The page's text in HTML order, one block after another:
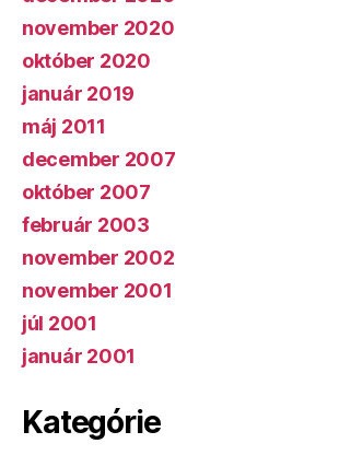
november 2020
október 2020
január 2019
máj 2011
december 2007
október 2007
február 2003
november 2002
november 2001
júl 2001
január 2001
Kategórie